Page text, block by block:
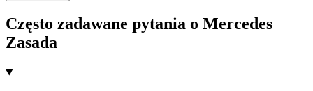
Często zadawane pytania o Mercedes
Zasada